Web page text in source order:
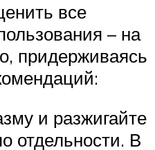
все
– на
придерживаясь
и разжигайте
отдельности. В